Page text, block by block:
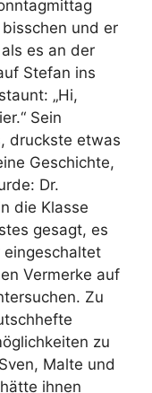
und er
es an der
Stefan ins
„Hi,
Sein
druckste etwas
Geschichte,
Dr.
die Klasse
gesagt, es
eingeschaltet
Vermerke auf
Zu
zu
Malte und
ihnen